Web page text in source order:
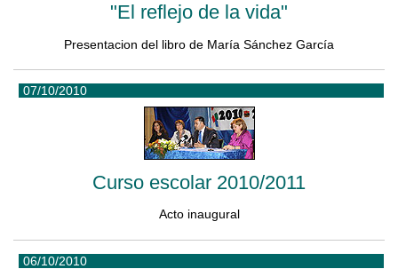
"El reflejo de la vida"
Presentacion del libro de María Sánchez García
07/10/2010
Curso escolar 2010/2011
Acto inaugural
06/10/2010